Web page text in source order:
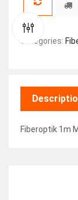
Categories:
Fiberoptik 1m